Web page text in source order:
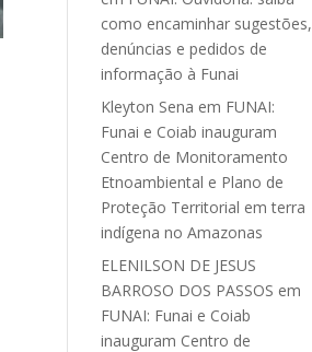
como encaminhar sugestões,
denúncias e pedidos de
informação à Funai
Kleyton Sena em FUNAI:
Funai e Coiab inauguram
Centro de Monitoramento
Etnoambiental e Plano de
Proteção Territorial em terra
indígena no Amazonas
ELENILSON DE JESUS
BARROSO DOS PASSOS em
FUNAI: Funai e Coiab
inauguram Centro de